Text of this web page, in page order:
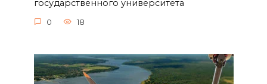
государственного университета
0 18